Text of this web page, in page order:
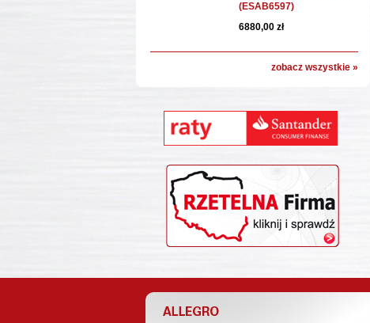
(ESAB6597)
6880,00 zł
zobacz wszystkie »